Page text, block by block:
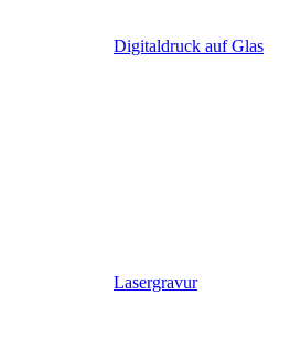
Digitaldruck auf Glas
Lasergravur